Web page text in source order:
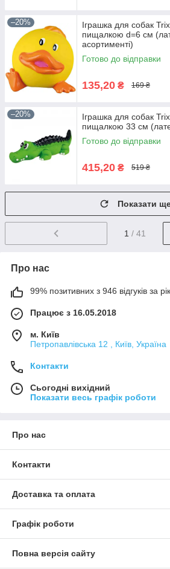
–20%
Іграшка для собак
пищалкою d=6 см
асортименті)
Готово до відправки
135,20 ₴ 169 ₴
–20%
Іграшка для собак
пищалкою 33 см
Готово до відправки
415,20 ₴ 519 ₴
Показати
1 / 41
Про нас
99% позитивних з 946 відгуків за рік
Працює з 16.05.2018
м. Київ
Петропавлівська 12 , Київ, Україна
Контакти
Сьогодні вихідний
Показати весь графік роботи
Про нас
Контакти
Доставка та оплата
Графік роботи
Повна версія сайту